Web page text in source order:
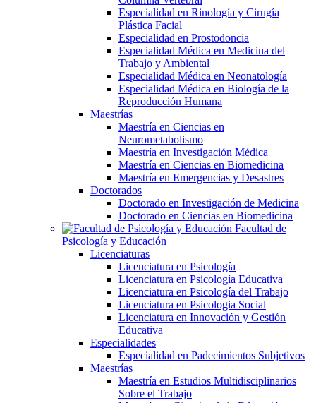
Especialidad en Rinología y Cirugía
Plástica Facial
Especialidad en Prostodoncia
Especialidad Médica en Medicina del
Trabajo y Ambiental
Especialidad Médica en Neonatología
Especialidad Médica en Biología de la
Reproducción Humana
Maestrías
Maestría en Ciencias en
Neurometabolismo
Maestría en Investigación Médica
Maestría en Ciencias en Biomedicina
Maestría en Emergencias y Desastres
Doctorados
Doctorado en Investigación de Medicina
Doctorado en Ciencias en Biomedicina
Facultad de
Psicología y Educación
Licenciaturas
Licenciatura en Psicología
Licenciatura en Psicología Educativa
Licenciatura en Psicología del Trabajo
Licenciatura en Psicologia Social
Licenciatura en Innovación y Gestión
Educativa
Especialidades
Especialidad en Padecimientos Subjetivos
Maestrías
Maestría en Estudios Multidisciplinarios
Sobre el Trabajo